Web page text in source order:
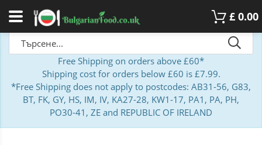
£ 0.00
Free Shipping on orders above £60*
Shipping cost for orders below £60 is £7.99.
*Free Shipping does not apply to postcodes: AB31-56, G83,
BT, FK, GY, HS, IM, IV, KA27-28, KW1-17, PA1, PA, PH,
PO30-41, ZE and REPUBLIC OF IRELAND